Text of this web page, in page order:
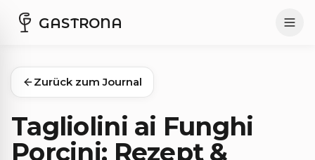
GASTRONA
Zurück zum Journal
Tagliolini ai Funghi
Porcini: Rezept &